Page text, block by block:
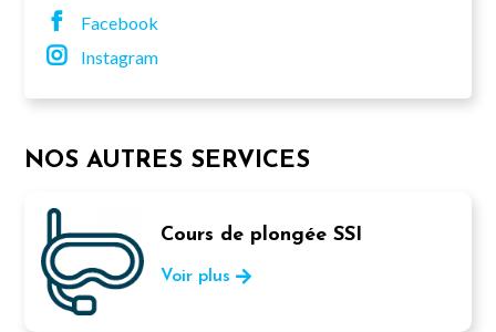
 Facebook
 Instagram
NOS AUTRES SERVICES
Cours de plongée SSI
Voir plus